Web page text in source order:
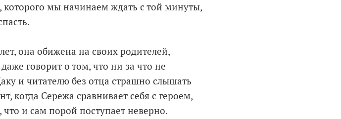
которого мы начинаем ждать с той минуты,
она обижена на своих родителей,
говорит о том, что ни за что не
и читателю без отца страшно слышать
когда Сережа сравнивает себя с героем,
и сам порой поступает неверно.